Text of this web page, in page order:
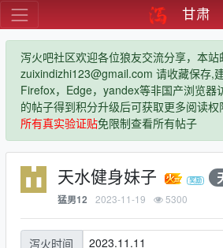
甘肃
泻火吧社区欢迎各位狼友交流分享，本站
zuixindizhi123@gmail.com 请收藏保存,
Firefox，Edge，yandex等非国产浏览器
的帖子得到积分升级后可获取更多阅读权
所有真实验证贴免限制查看所有帖子
天水健身妹子
猛男12 2023-11-19 5300
泻火时间 2023.11.11